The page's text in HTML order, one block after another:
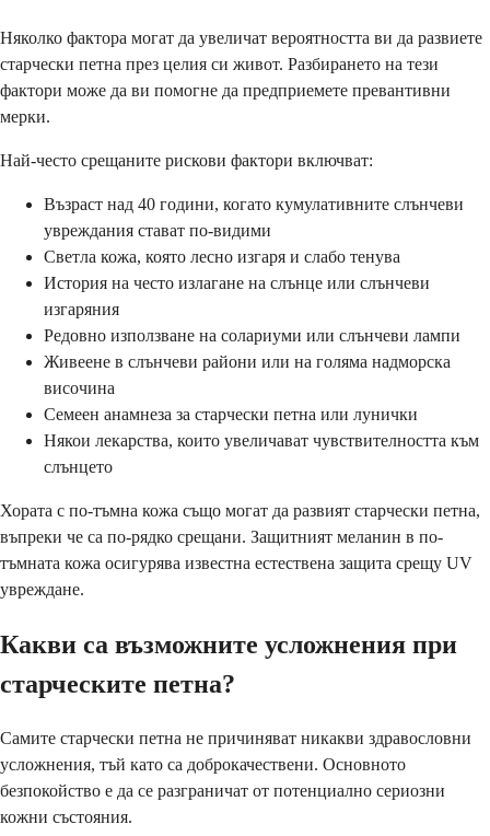
Няколко фактора могат да увеличат вероятността ви да развиете
старчески петна през целия си живот. Разбирането на тези
фактори може да ви помогне да предприемете превантивни
мерки.
Най-често срещаните рискови фактори включват:
Възраст над 40 години, когато кумулативните слънчеви
увреждания стават по-видими
Светла кожа, която лесно изгаря и слабо тенува
История на често излагане на слънце или слънчеви
изгаряния
Редовно използване на солариуми или слънчеви лампи
Живеене в слънчеви райони или на голяма надморска
височина
Семеен анамнеза за старчески петна или лунички
Някои лекарства, които увеличават чувствителността към
слънцето
Хората с по-тъмна кожа също могат да развият старчески петна,
въпреки че са по-рядко срещани. Защитният меланин в по-
тъмната кожа осигурява известна естествена защита срещу UV
увреждане.
Какви са възможните усложнения при
старческите петна?
Самите старчески петна не причиняват никакви здравословни
усложнения, тъй като са доброкачествени. Основното
безпокойство е да се разграничат от потенциално сериозни
кожни състояния.